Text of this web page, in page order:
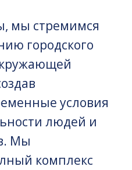
мы стремимся
городского
условия
людей и
Мы
комплекс